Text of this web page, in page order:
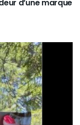
d’une marque